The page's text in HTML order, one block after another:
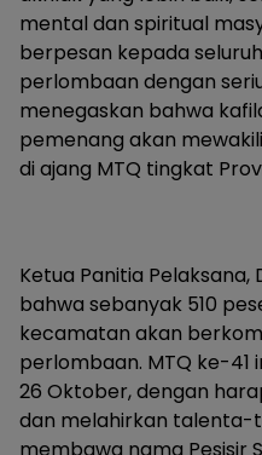
mental dan spiritual
berpesan kepada
perlombaan dengan
menegaskan bahwa
pemenang akan
di ajang MTQ tingkat
Ketua Panitia
bahwa sebanyak 510
kecamatan akan
perlombaan. MTQ ke-41
26 Oktober, dengan
dan melahirkan talenta-
membawa nama Pesisir